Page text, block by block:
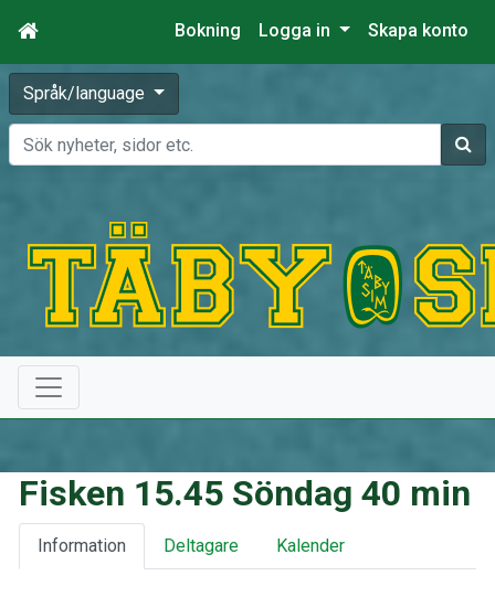
Bokning Logga in Skapa konto
Språk/language
Sök
Fisken 15.45 Söndag 40 min
Information Deltagare Kalender